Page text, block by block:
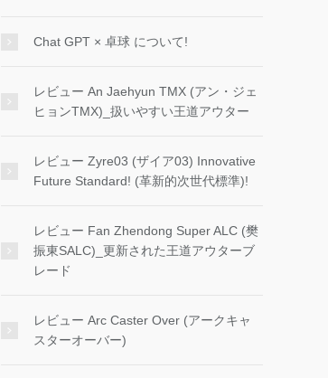
Chat GPT × 卓球 について!
レビュー An Jaehyun TMX (アン・ジェ
ヒョンTMX)_扱いやすい王道アウター
レビュー Zyre03 (ザイア03) Innovative
Future Standard! (革新的次世代標準)!
レビュー Fan Zhendong Super ALC (樊
振東SALC)_更新された王道アウターブ
レード
レビュー Arc Caster Over (アークキャ
スターオーバー)